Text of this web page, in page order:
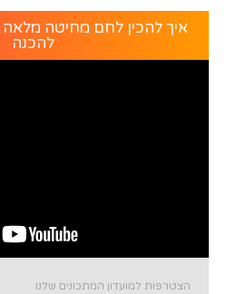
איך להכין לחם מחיטה
להכנה
הצטרפות למועדון המתכונים שלנו